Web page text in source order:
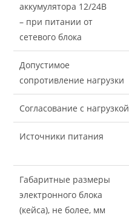
аккумулятора 12/24В
– при питании от
сетевого блока
Допустимое
сопротивление нагрузки
Согласование с нагрузкой
Источники питания
Габаритные размеры
электронного блока
(кейса), не более, мм